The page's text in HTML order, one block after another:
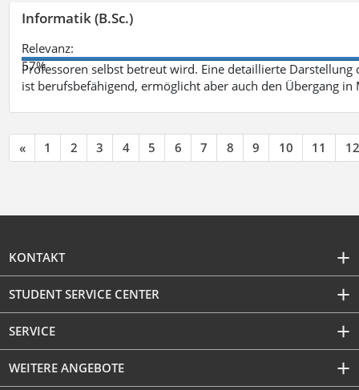
Informatik (B.Sc.)
Relevanz:
57%
Professoren selbst betreut wird. Eine detaillierte
ist berufsbefähigend, ermöglicht aber auch den Übergang in
« 1 2 3 4 5 6 7 8 9 10 11 12
KONTAKT
STUDENT SERVICE CENTER
SERVICE
WEITERE ANGEBOTE